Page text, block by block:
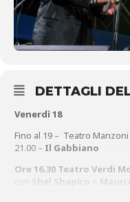
DETTAGLI
Venerdì 18
Fino al 19 – Teatro
21.00 – Il Gabbiano
Ore 16.30 Teatro Verdi
Shel Shapiro